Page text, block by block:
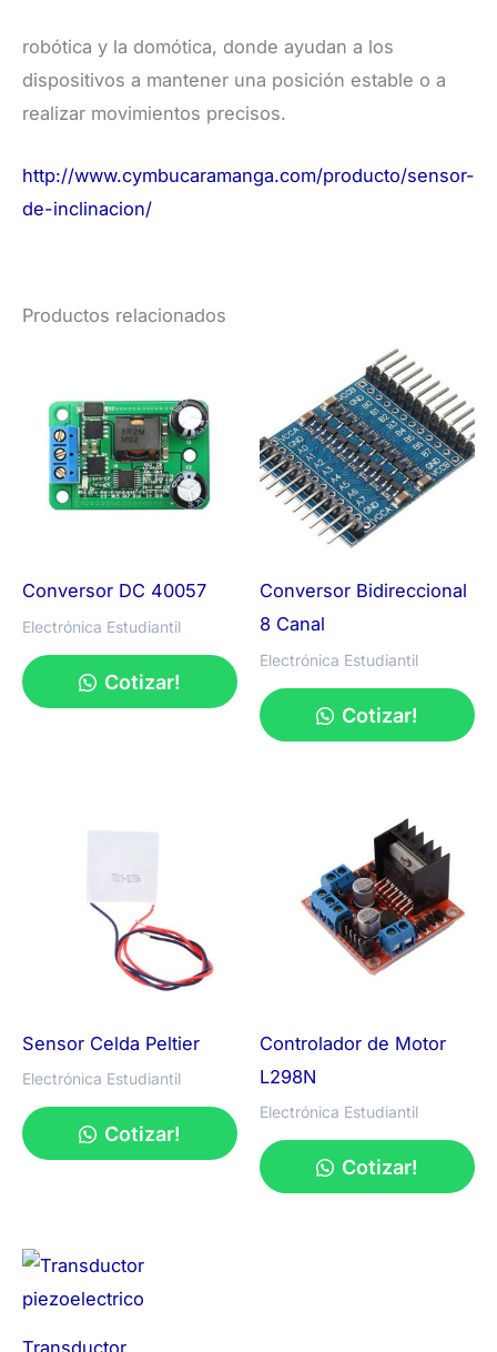
robótica y la domótica, donde ayudan a los
dispositivos a mantener una posición estable o a
realizar movimientos precisos.
http://www.cymbucaramanga.com/producto/sensor-
de-inclinacion/
Productos relacionados
Conversor DC 40057
Electrónica Estudiantil
Cotizar!
Conversor Bidireccional
8 Canal
Electrónica Estudiantil
Cotizar!
Sensor Celda Peltier
Electrónica Estudiantil
Cotizar!
Controlador de Motor
L298N
Electrónica Estudiantil
Cotizar!
Transductor